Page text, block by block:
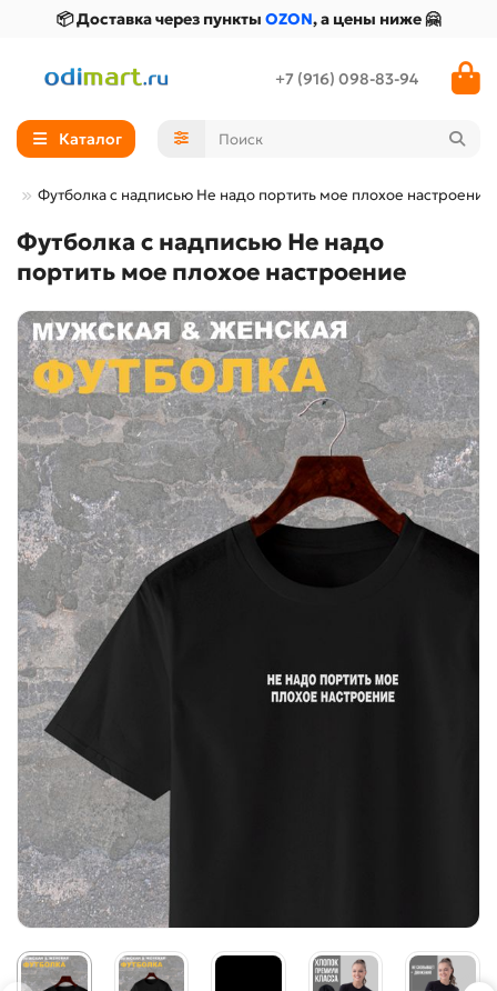
📦 Доставка через пункты OZON, а цены ниже 🤗
+7 (916) 098-83-94
Каталог
Футболка с надписью Не надо портить мое плохое настроение
Футболка с надписью Не надо
портить мое плохое настроение